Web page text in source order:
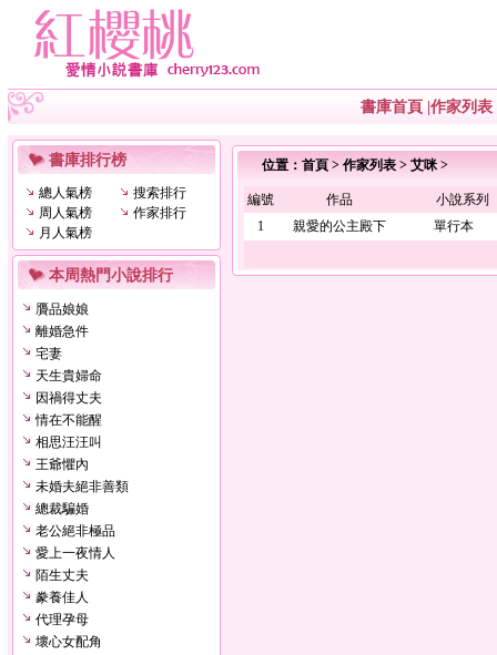
書庫首頁 作家列表
書庫排行榜
總人氣榜
搜索排行
周人氣榜
作家排行
月人氣榜
本周熱門小說排行
贗品娘娘
離婚急件
宅妻
天生貴婦命
因禍得丈夫
情在不能醒
相思汪汪叫
王爺懼內
未婚夫絕非善類
總裁騙婚
老公絕非極品
愛上一夜情人
陌生丈夫
豢養佳人
代理孕母
壞心女配角
位置： 首頁 > 作家列表 > 艾咪>
編號 作品
小說系列
1
親愛的公主殿下 單行本